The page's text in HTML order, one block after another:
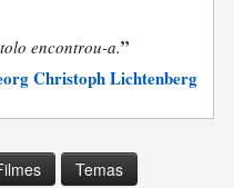
encontrou-a.”
Christoph Lichtenberg
Temas